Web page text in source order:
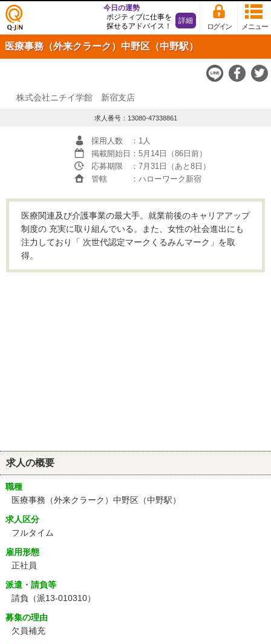
仕事
探し
の求
Q-JiN
メニュー
ログイン
今日の運勢
ポジティブに仕事を
探せるアドバイス！
詳細
医療事務（外来クラーク）中野区（中野駅）
株式会社ニチイ学館 新宿支店
求人番号：13080-47338861
採用人数
：1人
掲載開始日 ：5月14日（86日前）
応募期限
：7月31日（あと8日）
管轄
：ハローワーク新宿
医療関連及び介護事業の最大手。就業前後のキャリアアップ
制度の 充実に取り組んでいる。また、女性の社会進出にも
注力しており「 次世代認定マークくるみんマーク」を取
得。
求人の概要
職種
医療事務（外来クラーク）中野区（中野駅）
求人区分
フルタイム
雇用形態
正社員
派遣・請負等
請負（派13-010310）
募集の理由
欠員補充